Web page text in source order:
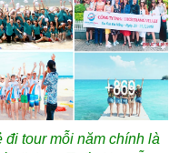
tour mỗi năm chính là